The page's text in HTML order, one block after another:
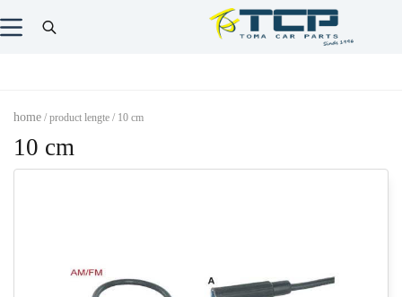
home / product lengte / 10 cm
10 cm